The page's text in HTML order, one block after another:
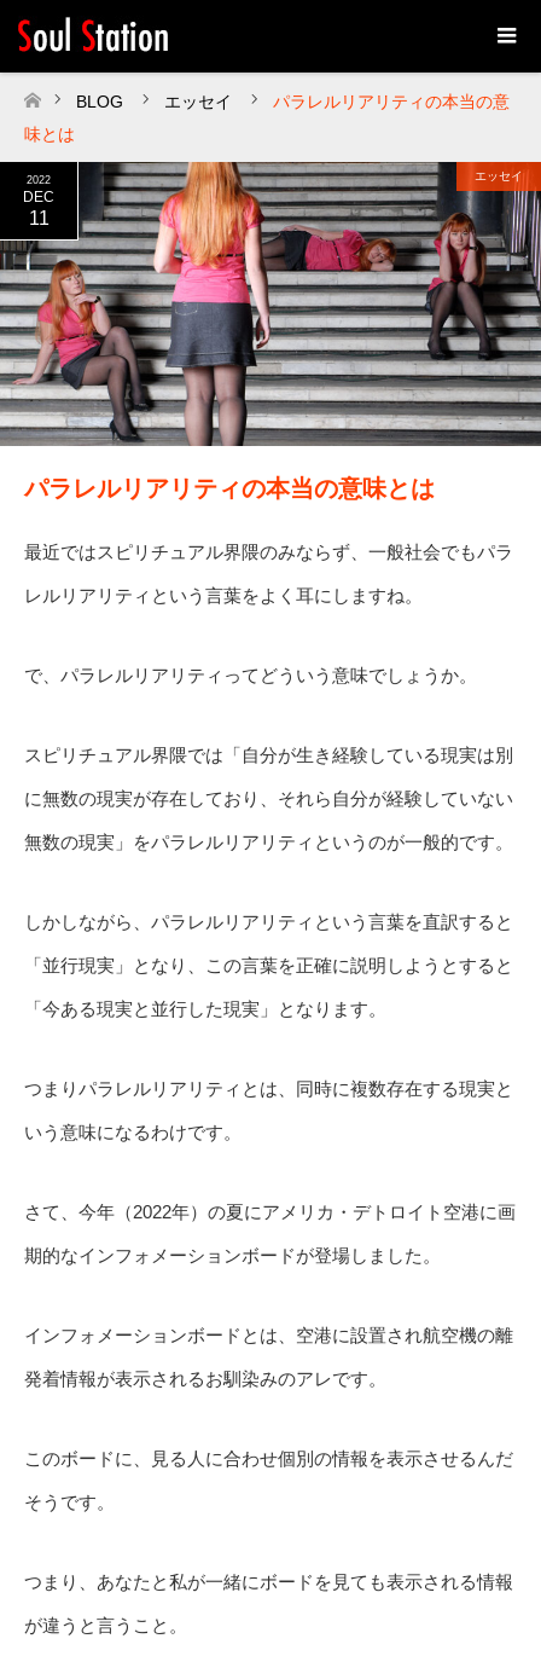
ホーム
BLOG エッセイ
パラレルリアリティの本当の意
味とは
2022
DEC
11
エッセイ
パラレルリアリティの本当の意味とは
最近ではスピリチュアル界隈のみならず、一般社会でもパラ
レルリアリティという言葉をよく耳にしますね。
で、パラレルリアリティってどういう意味でしょうか。
スピリチュアル界隈では「自分が生き経験している現実は別
に無数の現実が存在しており、それら自分が経験していない
無数の現実」をパラレルリアリティというのが一般的です。
しかしながら、パラレルリアリティという言葉を直訳すると
「並行現実」となり、この言葉を正確に説明しようとすると
「今ある現実と並行した現実」となります。
つまりパラレルリアリティとは、同時に複数存在する現実と
いう意味になるわけです。
さて、今年（2022年）の夏にアメリカ・デトロイト空港に画
期的なインフォメーションボードが登場しました。
インフォメーションボードとは、空港に設置され航空機の離
発着情報が表示されるお馴染みのアレです。
このボードに、見る人に合わせ個別の情報を表示させるんだ
そうです。
つまり、あなたと私が一緒にボードを見ても表示される情報
が違うと言うこと。